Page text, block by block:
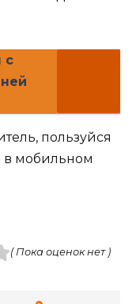
с
пользуйся
в мобильном
( Пока оценок нет )